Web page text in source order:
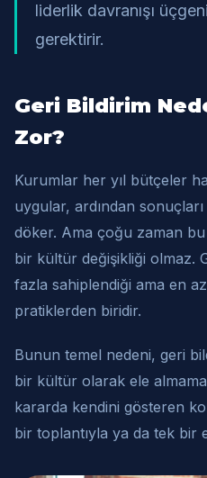
liderlik davranışı
gerektirir.
Geri Bildirim
Zor?
Kurumlar her yıl bütçeler
uygular, ardından
döker. Ama çoğu zaman
bir kültür değişikliği olmaz.
fazla sahiplendiği ama en
pratiklerden biridir.
Bunun temel nedeni, geri
bir kültür olarak ele
kararda kendini gösteren
bir toplantıyla ya da tek bir